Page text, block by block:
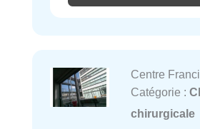
Centre
Catégorie :
chirurgicale